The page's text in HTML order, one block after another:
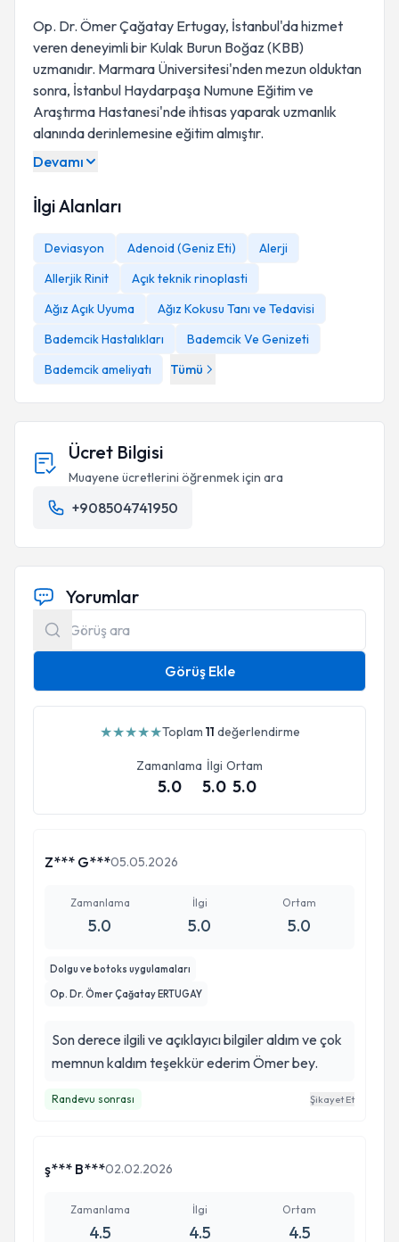
Op. Dr. Ömer Çağatay Ertugay, İstanbul'da hizmet
veren deneyimli bir Kulak Burun Boğaz (KBB)
uzmanıdır. Marmara Üniversitesi'nden mezun olduktan
sonra, İstanbul Haydarpaşa Numune Eğitim ve
Araştırma Hastanesi'nde ihtisas yaparak uzmanlık
alanında derinlemesine eğitim almıştır.
Devamı
İlgi Alanları
Deviasyon Adenoid (Geniz Eti)
Alerji
Allerjik Rinit
Açık teknik rinoplasti
Ağız Açık Uyuma
Ağız Kokusu Tanı ve Tedavisi
Bademcik Hastalıkları
Bademcik Ve Genizeti
Bademcik ameliyatı
Tümü
Ücret Bilgisi
Muayene ücretlerini öğrenmek için ara
+908504741950
Yorumlar
Görüş Ekle
★★★★★Toplam 11 değerlendirme
Zamanlama
5.0
İlgi
5.0
Ortam
5.0
Z*** G***05.05.2026
Zamanlama
5.0
İlgi
5.0
Ortam
5.0
Dolgu ve botoks uygulamaları
Op. Dr. Ömer Çağatay ERTUGAY
Son derece ilgili ve açıklayıcı bilgiler aldım ve çok
memnun kaldım teşekkür ederim Ömer bey.
Randevu sonrası Şikayet Et
ş*** B***02.02.2026
Zamanlama
4.5
İlgi
4.5
Ortam
4.5